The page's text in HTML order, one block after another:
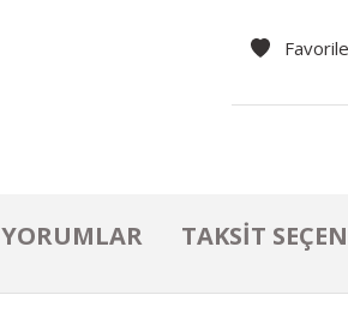
YORUMLAR TAKSIT